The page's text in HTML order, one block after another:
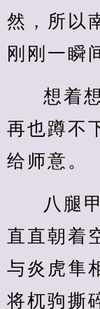
然，所以
刚刚一瞬
想着
再也蹲不
给师意。
八腿
直直朝着
与炎虎隼
将杌驹撕